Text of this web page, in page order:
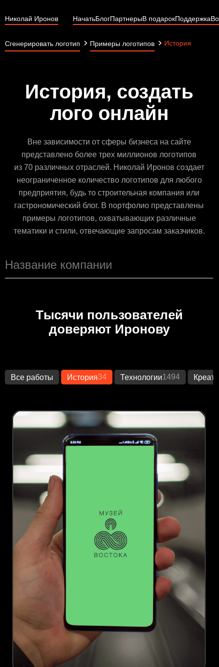
Николай Иронов НачатьБлогПартнерыВ подарокПоддержка
Сгенерировать логотип Примеры логотипов История
История, создать
лого онлайн
Вне зависимости от сферы бизнеса на сайте
представлено более трех миллионов логотипов
из 70 различных отраслей. Николай Иронов создает
неограниченное количество логотипов для любого
предприятия, будь то строительная компания или
гастрономический блог. В портфолио представлены
примеры логотипов, охватывающих различные
тематики и стили, отвечающие запросам заказчиков.
Тысячи пользователей
доверяют Иронову
Все работы История34 Технологии1494